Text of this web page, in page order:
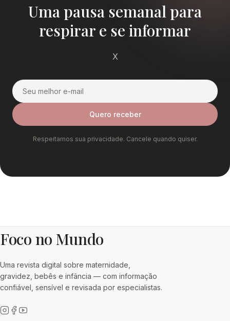
Uma pausa semanal para
respirar e se informar
X
Quero receber
Respeitamos sua privacidade. Cancele quando quiser.
Foco no Mundo
Uma revista digital sobre maternidade,
gravidez, bebês e infância — com informação
confiável, sensível e revisada por especialistas.